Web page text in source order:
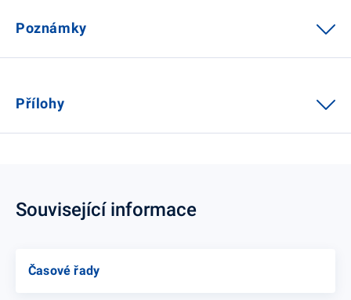
Poznámky
Přílohy
Související informace
Časové řady